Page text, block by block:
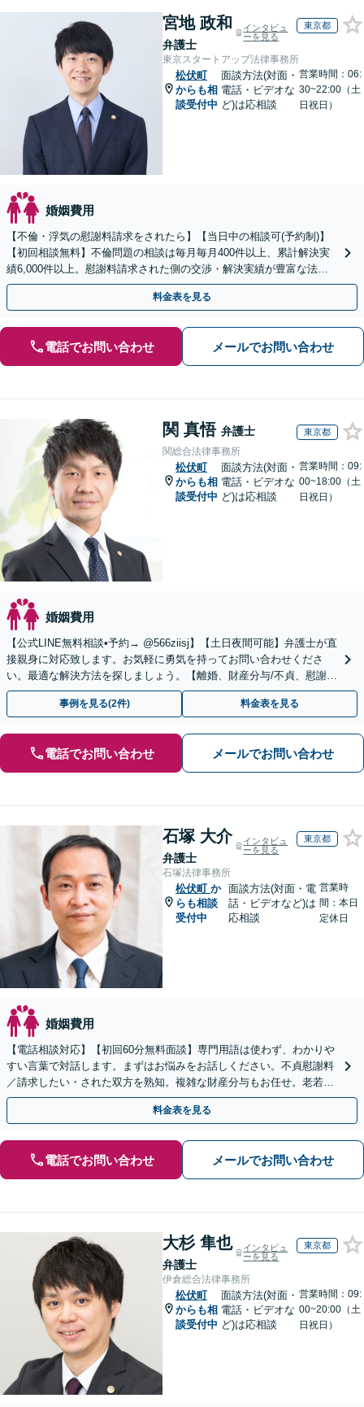
宮地 政和
弁護士
インタビュ
ーを見る
東京都
東京スタートアップ法律事務所
松伏町
からも相
談受付中
面談方法(対面・
電話・ビデオな
ど)は応相談
営業時間：06:
30~22:00（土
日祝日）
婚姻費用
【不倫・浮気の慰謝料請求をされたら】【当日中の相談可(予約制)】
【初回相談無料】不倫問題の相談は毎月毎月400件以上、累計解決実
績6,000件以上。慰謝料請求された側の交渉・解決実績が豊富な法律
事務所です。
料金表を見る
電話でお問い合わせ メールでお問い合わせ
関 真悟 弁護士 東京都
関総合法律事務所
松伏町
からも相
談受付中
面談方法(対面・
電話・ビデオな
ど)は応相談
営業時間：09:
00~18:00（土
日祝日）
婚姻費用
【公式LINE無料相談•予約→ @566ziisj】【土日夜間可能】弁護士が直
接親身に対応致します。お気軽に勇気を持ってお問い合わせくださ
い。最適な解決方法を探しましょう。【離婚、財産分与/不貞、慰謝
料/復縁/愛人契約】
事例を見る(2件) 料金表を見る
電話でお問い合わせ メールでお問い合わせ
石塚 大介
弁護士
インタビュ
ーを見る
東京都
石塚法律事務所
松伏町 か
らも相談
受付中
面談方法(対面・電
話・ビデオなど)は
応相談
営業時
間：本日
定休日
婚姻費用
【電話相談対応】【初回60分無料面談】専門用語は使わず、わかりや
すい言葉で対話します。まずはお悩みをお話しください。不貞慰謝料
／請求したい・された双方を熟知。複雑な財産分与もお任せ。老若男
女に幅広く対応。
料金表を見る
電話でお問い合わせ メールでお問い合わせ
大杉 隼也
弁護士
インタビュ
ーを見る
東京都
伊倉総合法律事務所
松伏町
からも相
談受付中
面談方法(対面・
電話・ビデオな
ど)は応相談
営業時間：09:
00~20:00（土
日祝日）